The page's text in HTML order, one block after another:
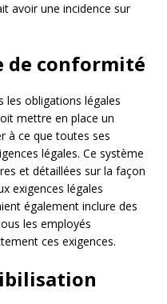
avoir une incidence sur
de conformité
les obligations légales
mettre en place un
à ce que toutes ses
légales. Ce système
et détaillées sur la façon
exigences légales
également inclure des
les employés
ces exigences.